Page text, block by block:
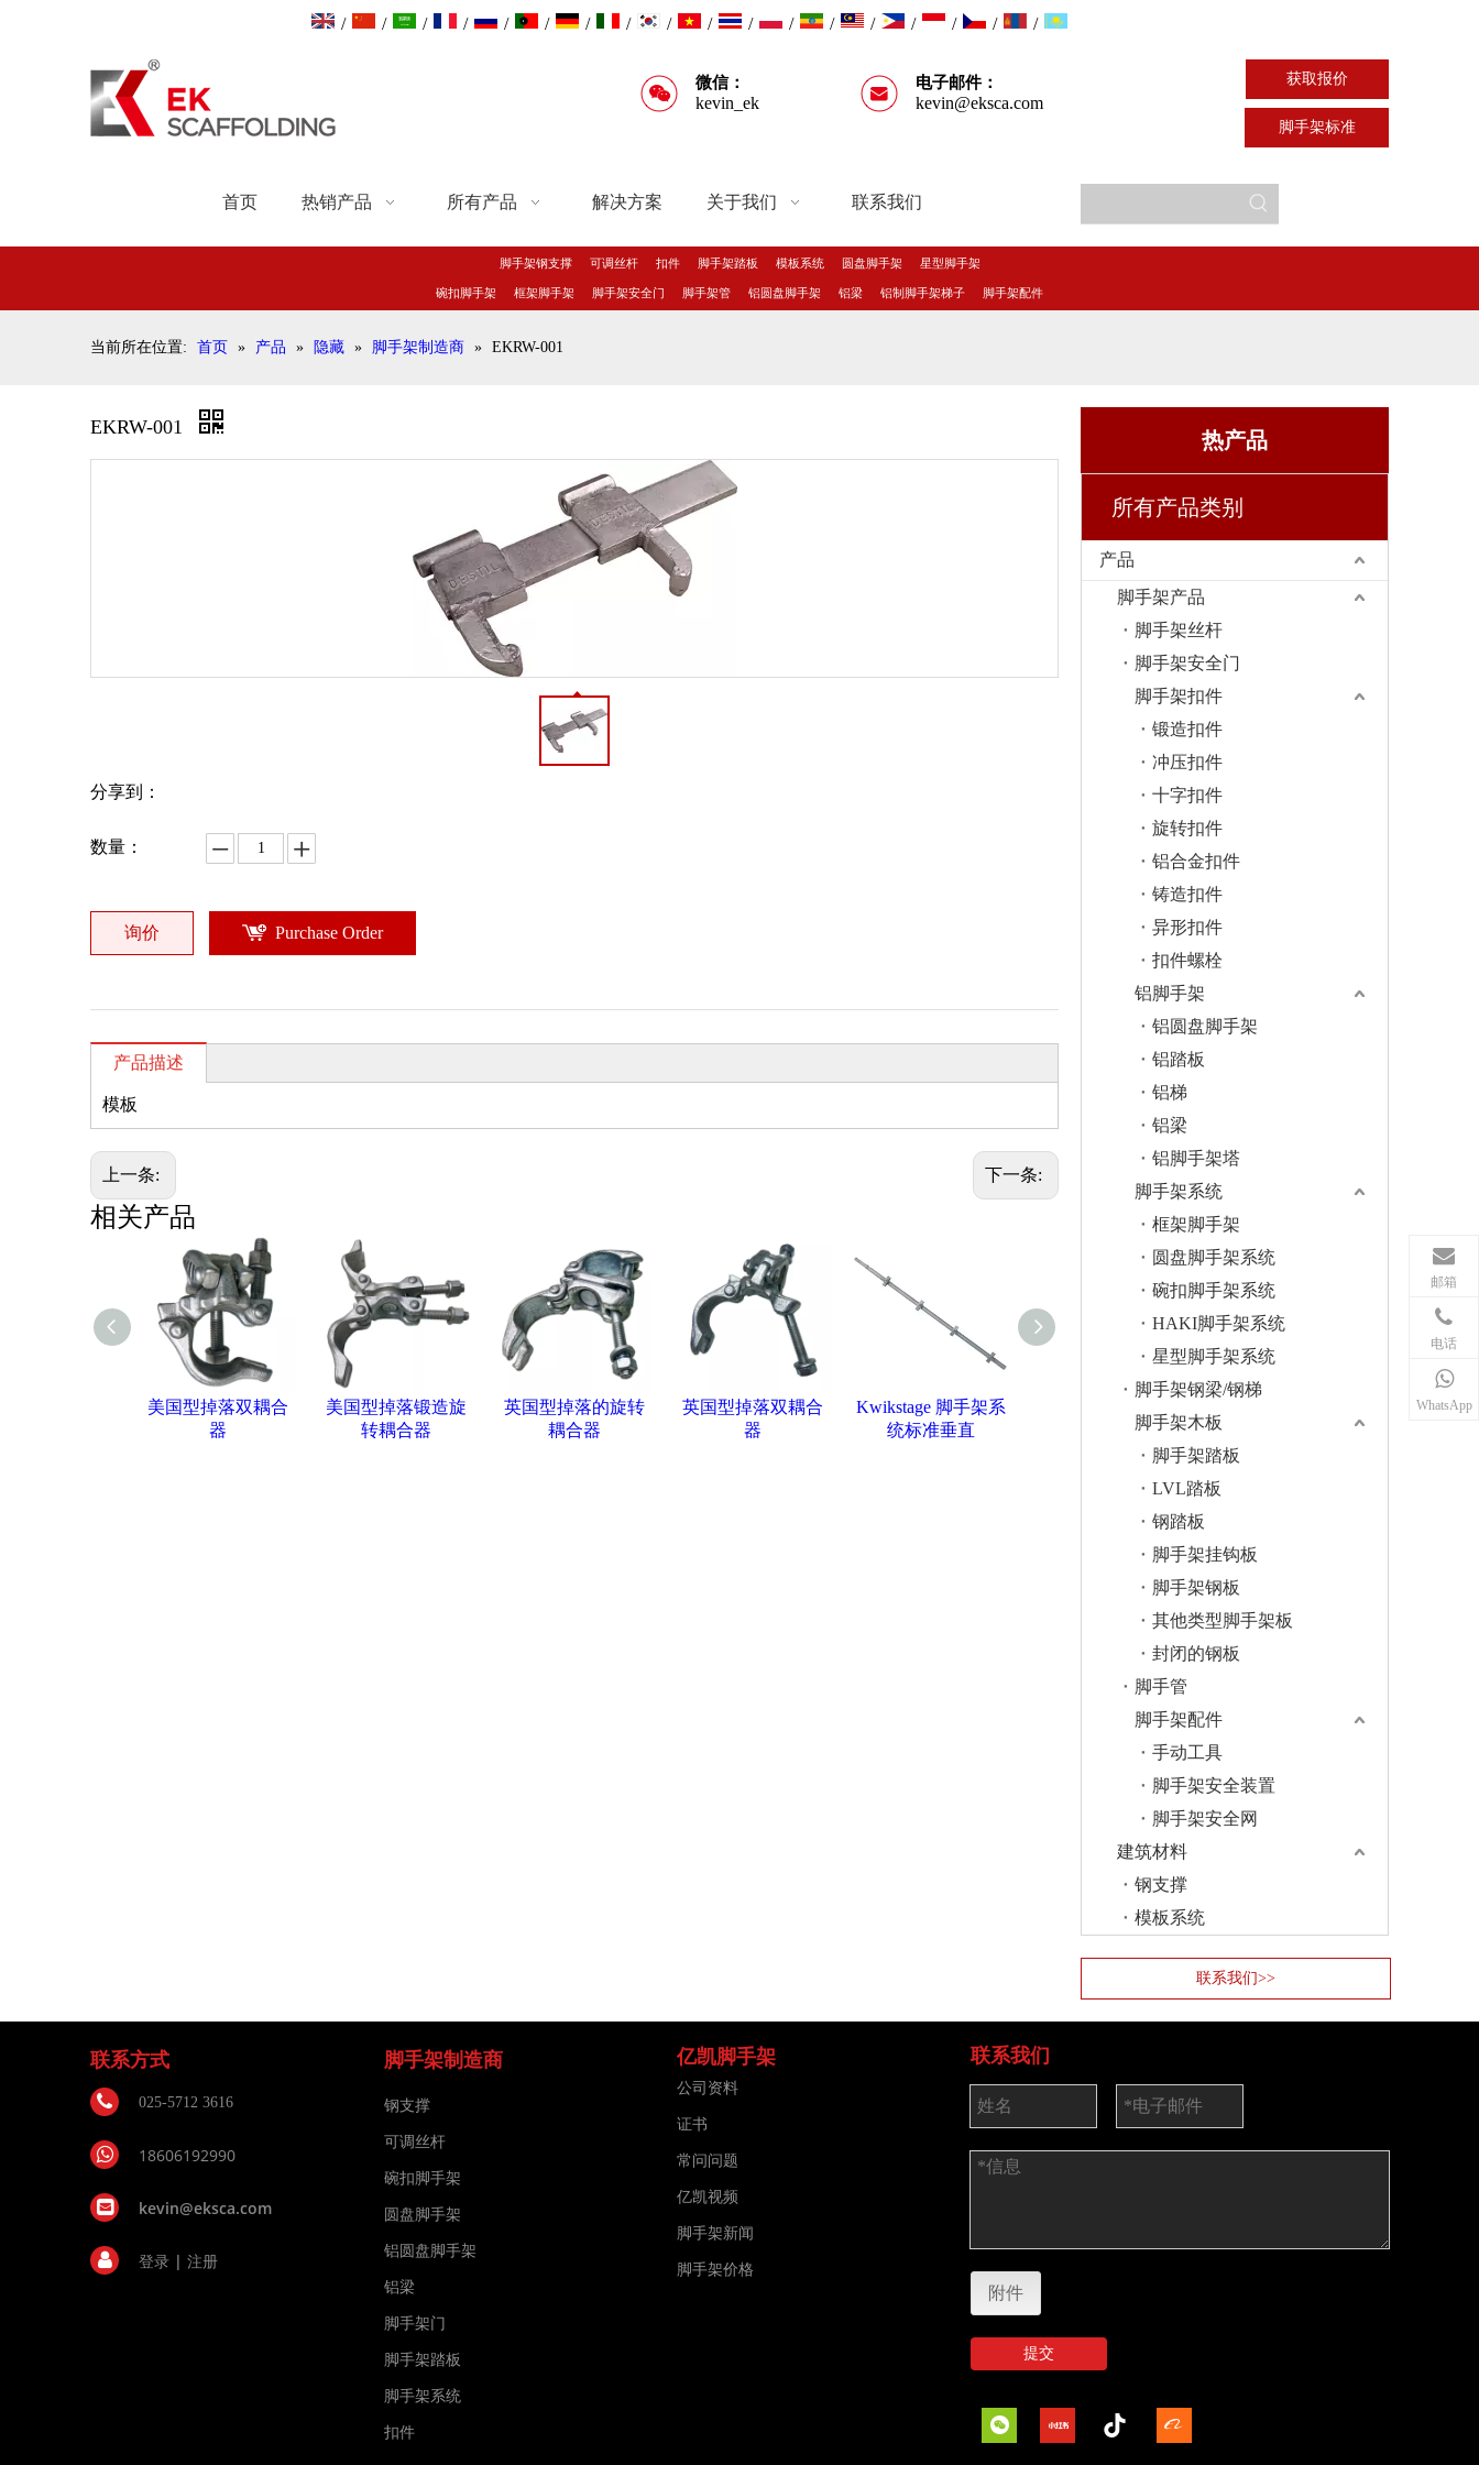
/ / / / / / / / / / / / / / / / / /
邮箱
电话
WhatsApp
微信：
kevin_ek
电子邮件：
kevin@eksca.com
获取报价
脚手架标准
首页 热销产品 所有产品 解决方案 关于我们 联系我们
脚手架钢支撑 可调丝杆 扣件 脚手架踏板 模板系统 圆盘脚手架 星型脚手架
碗扣脚手架 框架脚手架 脚手架安全门 脚手架管 铝圆盘脚手架 铝梁 铝制脚手架梯子 脚手架配件
当前所在位置: 首页 » 产品 » 隐藏 » 脚手架制造商 » EKRW-001
EKRW-001
分享到：
数量：
询价 Purchase Order
产品描述
模板
上一条: 下一条:
相关产品
美国型掉落双耦合
器
美国型掉落锻造旋
转耦合器
英国型掉落的旋转
耦合器
英国型掉落双耦合
器
Kwikstage 脚手架系
统标准垂直
架分类帐
杯锁脚手
热产品
所有产品类别
产品
脚手架产品
脚手架丝杆
脚手架安全门
脚手架扣件
锻造扣件
冲压扣件
十字扣件
旋转扣件
铝合金扣件
铸造扣件
异形扣件
扣件螺栓
铝脚手架
铝圆盘脚手架
铝踏板
铝梯
铝梁
铝脚手架塔
脚手架系统
框架脚手架
圆盘脚手架系统
碗扣脚手架系统
HAKI脚手架系统
星型脚手架系统
脚手架钢梁/钢梯
脚手架木板
脚手架踏板
LVL踏板
钢踏板
脚手架挂钩板
脚手架钢板
其他类型脚手架板
封闭的钢板
脚手管
脚手架配件
手动工具
脚手架安全装置
脚手架安全网
建筑材料
钢支撑
模板系统
联系我们>>
联系方式
025-5712 3616
18606192990
kevin@eksca.com
登录 |注册
脚手架制造商
钢支撑
可调丝杆
碗扣脚手架
圆盘脚手架
铝圆盘脚手架
铝梁
脚手架门
脚手架踏板
脚手架系统
扣件
亿凯脚手架
公司资料
证书
常问问题
亿凯视频
脚手架新闻
脚手架价格
联系我们
附件
提交